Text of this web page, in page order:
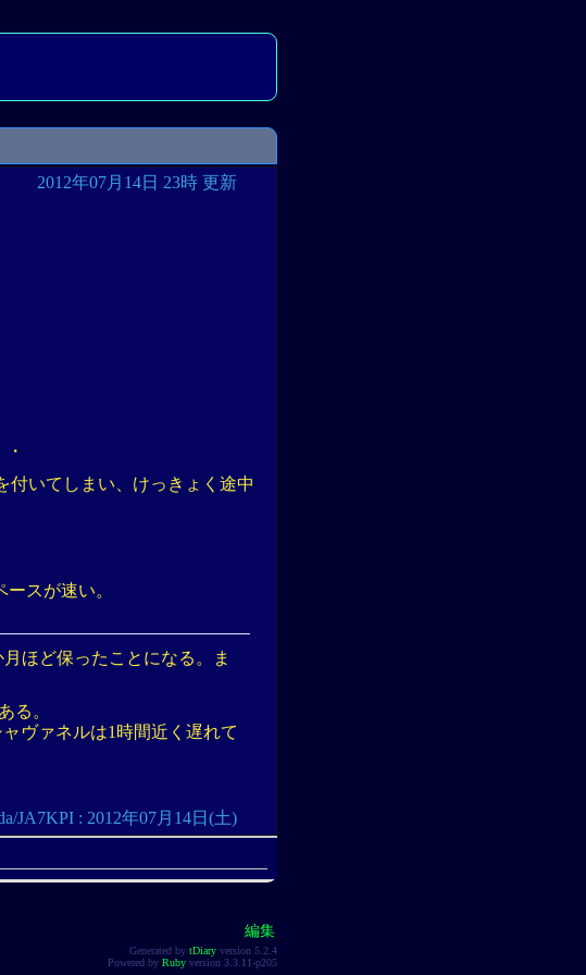
2012年07月14日 23時 更新
付いてしまい、けっきょく途中
スが速い。
ほど保ったことになる。ま
る。
ヴァネルは1時間近く遅れて
JA7KPI : 2012年07月14日(土)
編集
Generated by tDiary version 5.2.4
Powered by Ruby version 3.3.11-p205